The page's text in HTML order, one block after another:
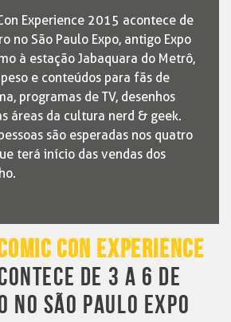
Experience 2015 acontece de
no São Paulo Expo, antigo Expo
à estação Jabaquara do Metrô,
e conteúdos para fãs de
programas de TV, desenhos
áreas da cultura nerd & geek.
são esperadas nos quatro
terá início das vendas dos
CON EXPERIENCE
DE 3 A 6 DE
NO SÃO PAULO EXPO